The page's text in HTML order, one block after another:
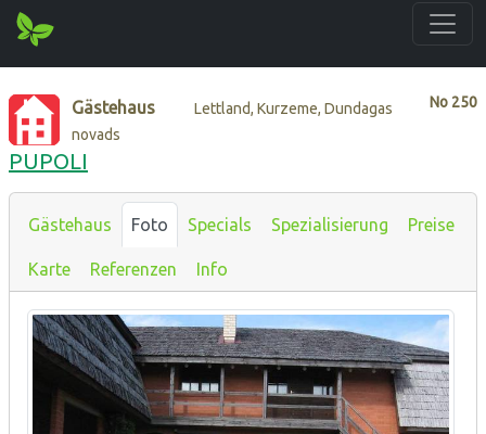
No 250
Gästehaus
Lettland, Kurzeme, Dundagas
novads
PUPOLI
Gästehaus Foto Specials Spezialisierung Preise
Karte Referenzen Info